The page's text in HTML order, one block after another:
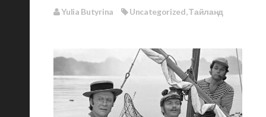
Yulia Butyrina Uncategorized,Тайланд